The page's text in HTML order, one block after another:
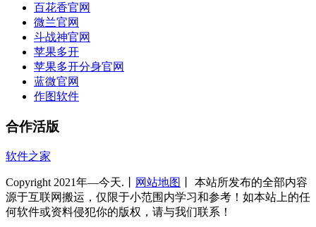
百花香官网
微兰官网
斗战神官网
苹果多开
苹果多开分身官网
蓝微官网
作图软件
合作活版
软件之家
Copyright 2021年—今天.丨 网站地图
丨 本站所发布的全部内容
源于互联网搬运，仅限于小范围内学习和参考！如本站上的任
何软件或资料侵犯你的版权，请与我们联系！